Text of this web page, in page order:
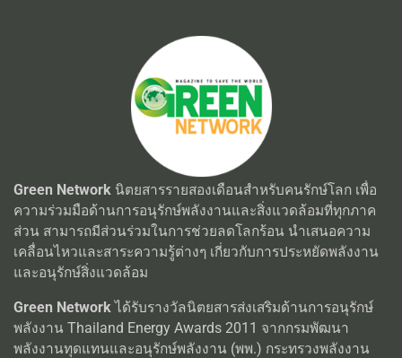
Green Network นิตยสารรายสองเดือนสำหรับคนรักษ์โลก เพื่อ
ความร่วมมือด้านการอนุรักษ์พลังงานและสิ่งแวดล้อมที่ทุกภาค
ส่วน สามารถมีส่วนร่วมในการช่วยลดโลกร้อน นำเสนอความ
เคลื่อนไหวและสาระความรู้ต่างๆ เกี่ยวกับการประหยัดพลังงาน
และอนุรักษ์สิ่งแวดล้อม
Green Networkได้รับรางวัลนิตยสารส่งเสริมด้านการอนุรักษ์
พลังงาน Thailand Energy Awards 2011 จากกรมพัฒนา
พลังงานทุดแทนและอนุรักษ์พลังงาน (พพ.) กระทรวงพลังงาน